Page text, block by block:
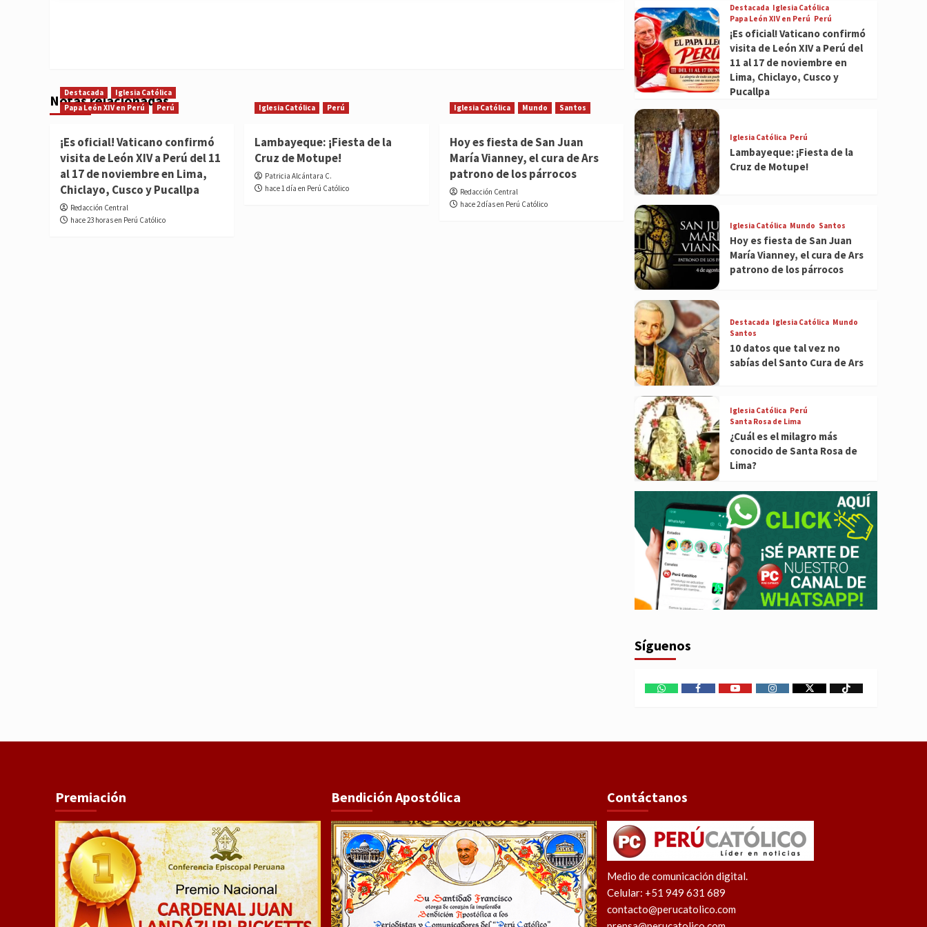
Notas relacionadas
Destacada
Iglesia Católica
Papa León XIV en Perú
Perú
¡Es oficial! Vaticano confirmó
visita de León XIV a Perú del 11
al 17 de noviembre en Lima,
Chiclayo, Cusco y Pucallpa
Redacción Central
hace 23 horas en Perú Católico
Iglesia Católica Perú
Lambayeque: ¡Fiesta de la
Cruz de Motupe!
Patricia Alcántara C.
hace 1 día en Perú Católico
Iglesia Católica Mundo Santos
Hoy es fiesta de San Juan
María Vianney, el cura de Ars
patrono de los párrocos
Redacción Central
hace 2 días en Perú Católico
Destacada Iglesia Católica
Papa León XIV en Perú Perú
¡Es oficial! Vaticano confirmó
visita de León XIV a Perú del
11 al 17 de noviembre en
Lima, Chiclayo, Cusco y
Pucallpa
Iglesia Católica Perú
Lambayeque: ¡Fiesta de la
Cruz de Motupe!
Iglesia Católica Mundo Santos
Hoy es fiesta de San Juan
María Vianney, el cura de Ars
patrono de los párrocos
Destacada Iglesia Católica Mundo
Santos
10 datos que tal vez no
sabías del Santo Cura de Ars
Iglesia Católica Perú
Santa Rosa de Lima
¿Cuál es el milagro más
conocido de Santa Rosa de
Lima?
Síguenos
WhatsAppFacebookYoutubeInstagram
X TikTok
Premiación Bendición Apostólica Contáctanos
Medio de comunicación digital.
Celular: +51 949 631 689
contacto@perucatolico.com